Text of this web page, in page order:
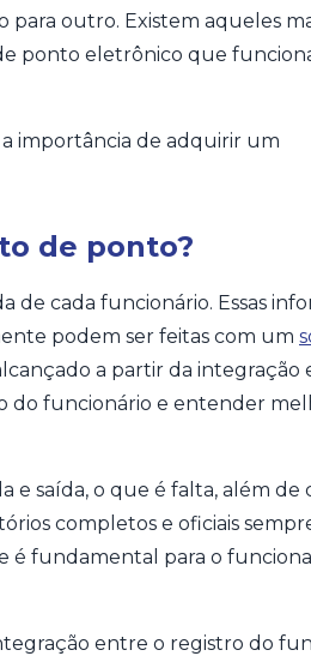
outro. Existem aqueles
ponto eletrônico que
importância de adquirir um
de ponto?
de cada funcionário. Essas
podem ser feitas com um
a partir da integração
do funcionário e entender
e saída, o que é falta, além de
completos e oficiais
é fundamental para o
entre o registro do